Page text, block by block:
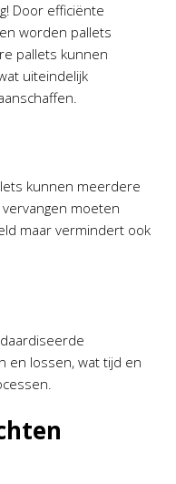
Door efficiënte
worden pallets
pallets kunnen
uiteindelijk
kunnen meerdere
moeten
maar vermindert ook
en lossen, wat tijd en